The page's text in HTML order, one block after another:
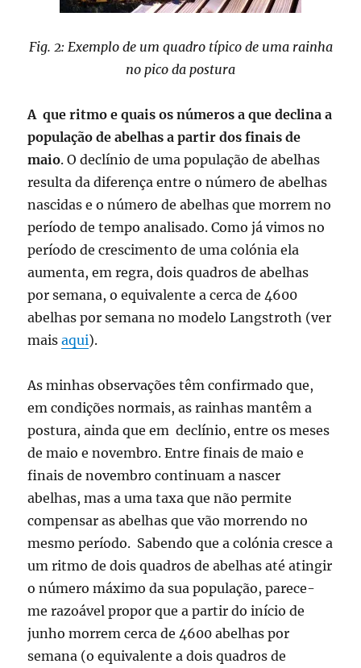
Fig. 2: Exemplo de um quadro típico de uma rainha
no pico da postura
A que ritmo e quais os números a que declina a
população de abelhas a partir dos finais de
maio. O declínio de uma população de abelhas
resulta da diferença entre o número de abelhas
nascidas e o número de abelhas que morrem no
período de tempo analisado. Como já vimos no
período de crescimento de uma colónia ela
aumenta, em regra, dois quadros de abelhas
por semana, o equivalente a cerca de 4600
abelhas por semana no modelo Langstroth (ver
maisaqui).
As minhas observações têm confirmado que,
em condições normais, as rainhas mantêm a
postura, ainda que em declínio, entre os meses
de maio e novembro. Entre finais de maio e
finais de novembro continuam a nascer
abelhas, mas a uma taxa que não permite
compensar as abelhas que vão morrendo no
mesmo período. Sabendo que a colónia cresce a
um ritmo de dois quadros de abelhas até atingir
o número máximo da sua população, parece-
me razoável propor que a partir do início de
junho morrem cerca de 4600 abelhas por
semana (o equivalente a dois quadros de